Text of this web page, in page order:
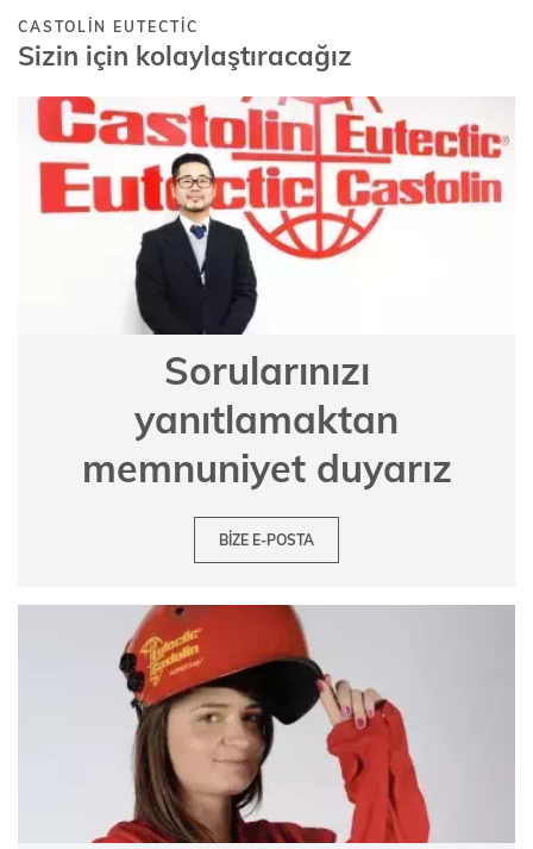
CASTOLIN EUTECTIC
Sizin için kolaylaştıracağız
Sorularınızı
yanıtlamaktan
memnuniyet duyarız
BIZE E-POSTA